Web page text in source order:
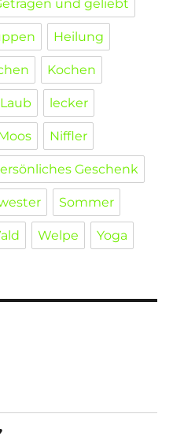
und geliebt
Heilung
Kochen
Laub lecker
Niffler
Geschenk
Sommer
Welpe Yoga